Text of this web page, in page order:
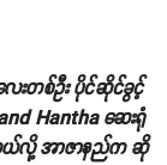
းတစ်ဦး ပိုင်ဆိုင်ခွင့်
Hantha ဆေးရုံ
ာတယ်လို့ အာဇာနည်က ဆို